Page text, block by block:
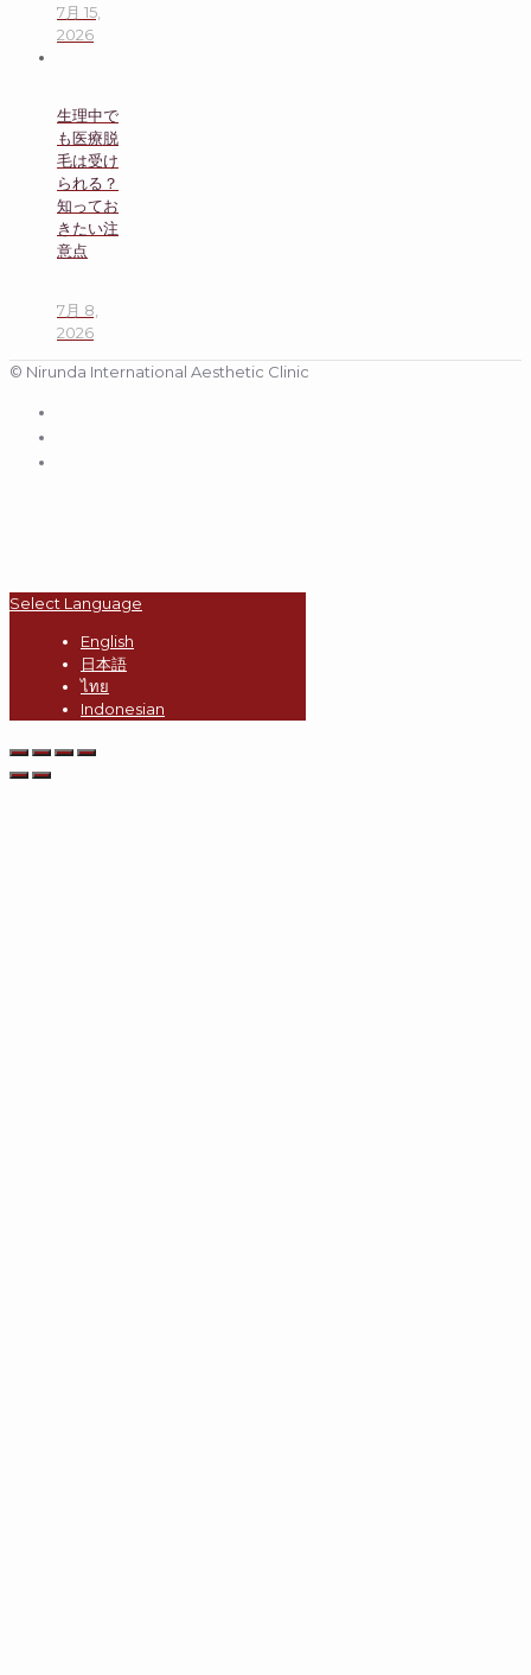
7月 15,
2026
生理中で
も医療脱
毛は受け
られる？
知ってお
きたい注
意点
7月 8,
2026
© Nirunda International Aesthetic Clinic
Select Language
English
日本語
ไทย
Indonesian